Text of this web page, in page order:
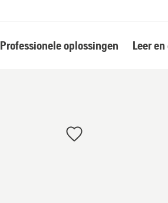
Professionele oplossingen Leer